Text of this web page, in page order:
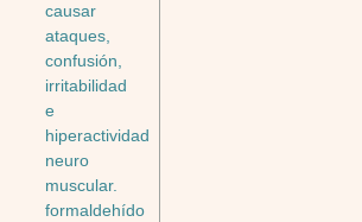
causar
ataques,
confusión,
irritabilidad
e
hiperactividad
neuro
muscular.
formaldehído